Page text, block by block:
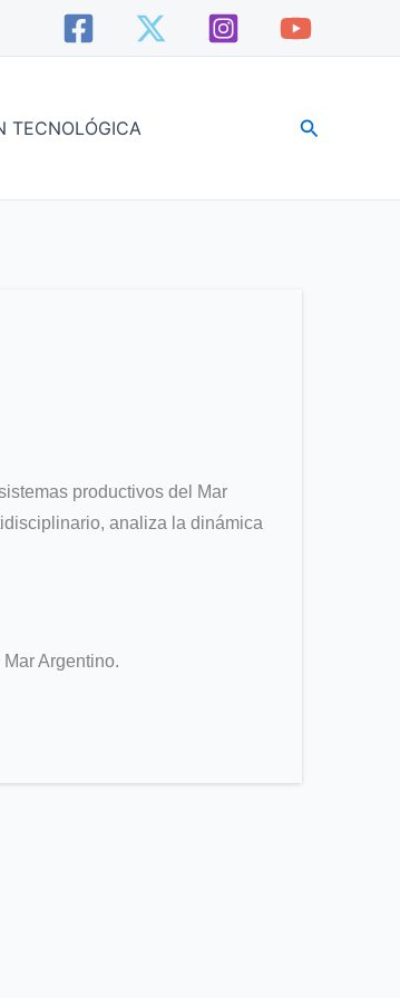
TECNOLÓGICA Buscar
productivos del Mar
analiza la dinámica
Argentino.